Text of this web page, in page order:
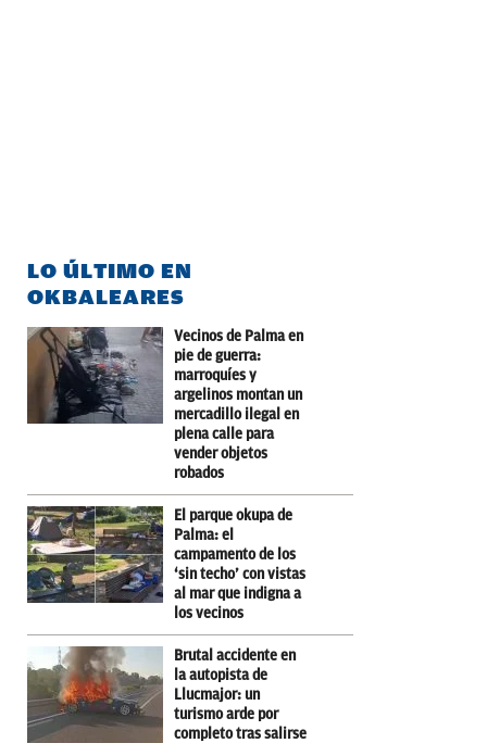
LO ÚLTIMO EN
OKBALEARES
Vecinos de Palma en
pie de guerra:
marroquíes y
argelinos montan un
mercadillo ilegal en
plena calle para
vender objetos
robados
El parque okupa de
Palma: el
campamento de los
‘sin techo’ con vistas
al mar que indigna a
los vecinos
Brutal accidente en
la autopista de
Llucmajor: un
turismo arde por
completo tras salirse